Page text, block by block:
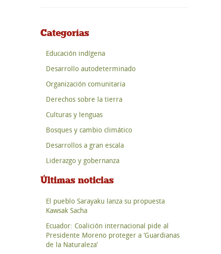
Categorías
Educación indígena
Desarrollo autodeterminado
Organización comunitaria
Derechos sobre la tierra
Culturas y lenguas
Bosques y cambio climático
Desarrollos a gran escala
Liderazgo y gobernanza
Últimas noticias
El pueblo Sarayaku lanza su propuesta
Kawsak Sacha
Ecuador: Coalición internacional pide al
Presidente Moreno proteger a ‘Guardianas
de la Naturaleza’